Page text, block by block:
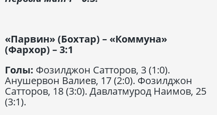
«Парвин» (Бохтар) – «Коммуна»
(Фархор) – 3:1
Голы: Фозилджон Сатторов, 3 (1:0).
Анушервон Валиев, 17 (2:0). Фозилджон
Сатторов, 18 (3:0). Давлатмурод Наимов, 25
(3:1).